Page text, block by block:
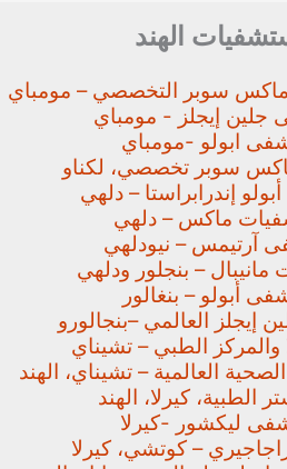
الهند
سوبر التخصصي – مومباي
إيجلز - مومباي
ابولو -مومباي
سوبر تخصصي، لكناو
إندرابراستا – دلهي
ماكس – دلهي
آرتيمس – نيودلهي
– بنجلور ودلهي
أبولو – بنغالور
إيجلز العالمي –بنجالورو
والمركز الطبي – تشيناي
العالمية – تشيناي، الهند
الطبية، كيرلا، الهند
ليكشور -كيرلا
– كوتشي، كيرلا